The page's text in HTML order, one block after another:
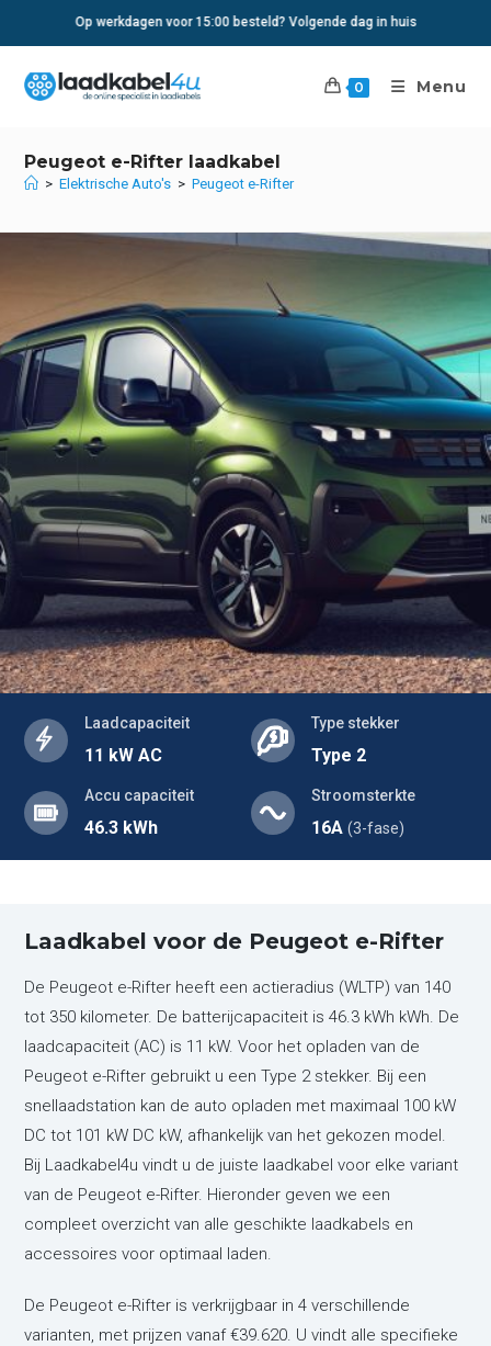
Op werkdagen voor 15:00 besteld? Volgende dag in huis
0 Menu
Peugeot e-Rifter laadkabel
> Elektrische Auto's > Peugeot e-Rifter
Laadcapaciteit
11 kW AC
Type stekker
Type 2
Accu capaciteit
46.3 kWh
Stroomsterkte
16A (3-fase)
Laadkabel voor de Peugeot e-Rifter
De Peugeot e-Rifter heeft een actieradius (WLTP) van 140
tot 350 kilometer. De batterijcapaciteit is 46.3 kWh kWh. De
laadcapaciteit (AC) is 11 kW. Voor het opladen van de
Peugeot e-Rifter gebruikt u een Type 2 stekker. Bij een
snellaadstation kan de auto opladen met maximaal 100 kW
DC tot 101 kW DC kW, afhankelijk van het gekozen model.
Bij Laadkabel4u vindt u de juiste laadkabel voor elke variant
van de Peugeot e-Rifter. Hieronder geven we een
compleet overzicht van alle geschikte laadkabels en
accessoires voor optimaal laden.
De Peugeot e-Rifter is verkrijgbaar in 4 verschillende
varianten, met prijzen vanaf €39.620. U vindt alle specifieke